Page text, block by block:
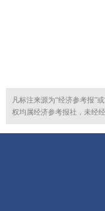
凡标注来源为“经济参考报”
权均属经济参考报社，未经